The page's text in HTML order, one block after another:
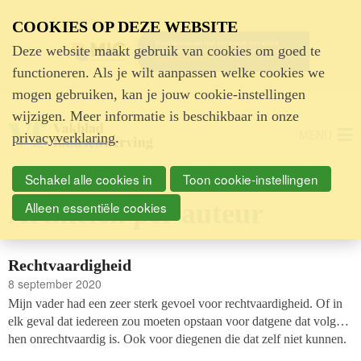
Advertentie
Artikelen per auteur
Rechtvaardigheid
8 september 2020
Mijn vader had een zeer sterk gevoel voor rechtvaardigheid. Of in
elk geval dat iedereen zou moeten opstaan voor datgene dat volgens
hen onrechtvaardig is. Ook voor diegenen die dat zelf niet kunnen.
COOKIES OP DEZE WEBSITE
Deze website maakt gebruik van cookies om goed te
functioneren. Als je wilt aanpassen welke cookies we
mogen gebruiken, kan je jouw cookie-instellingen
wijzigen. Meer informatie is beschikbaar in onze
privacyverklaring.
Schakel alle cookies in
Toon cookie-instellingen
Alleen essentiële cookies